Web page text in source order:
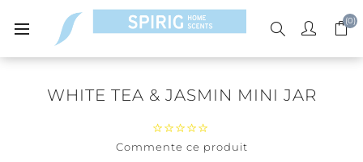
(0)
WHITE TEA & JASMIN MINI JAR
Commente ce produit